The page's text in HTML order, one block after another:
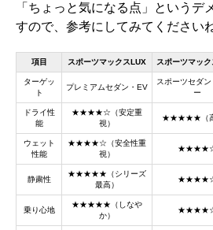
「ちょっと気になる点」というデ
すので、参考にしてみてくださいね
項目 スポーツマックスLUX スポーツマッ
ターゲッ
ト
プレミアムセダン・EV
スポーツセダン
ー
ドライ性
能
★★★★☆（安定重
視）
★★★★★（高
ウェット
性能
★★★★☆（安全性重
視）
静粛性
★★★★★（シリーズ
最高）
乗り心地
★★★★★（しなや
か）